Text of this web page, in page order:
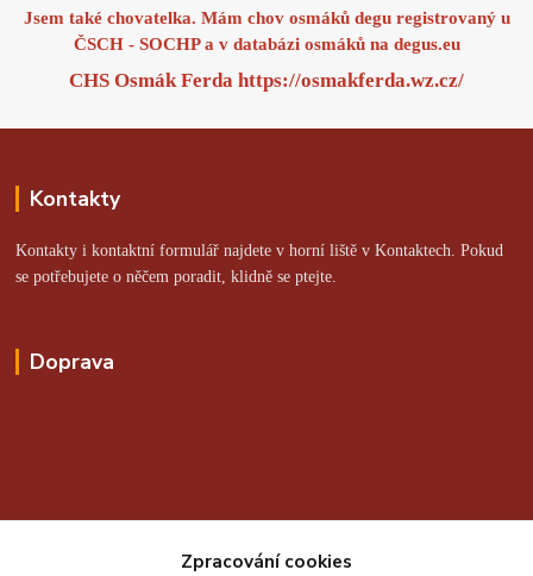
Jsem také chovatelka. Mám chov osmáků degu registrovaný u
ČSCH - SOCHP a v databázi osmáků na degus.eu
CHS Osmák Ferda https://osmakferda.wz.cz/
Kontakty
Kontakty i kontaktní formulář najdete v horní liště v Kontaktech. Pokud
se potřebujete o něčem poradit, klidně se ptejte.
Doprava
Zpracování cookies